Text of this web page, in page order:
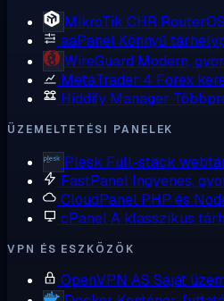
MikroTik CHR
aaPanel Könnyű
WireGuard Modern,
MetaTrader 4 Forex
Hiddify Manager
ÜZEMELTETÉSI PANELEK
Plesk Full-stack
FastPanel Ingyenes,
CloudPanel PHP és
cPanelA klasszikus
VPN ÉS ESZKÖZÖK
OpenVPN AS Saját